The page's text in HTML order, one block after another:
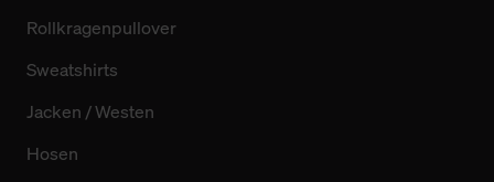
Rollkragenpullover
Sweatshirts
Jacken / Westen
Hosen